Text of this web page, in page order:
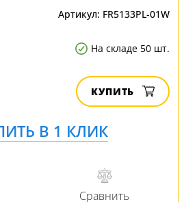
Артикул: FR5133PL-01W
На складе 50 шт.
КУПИТЬ